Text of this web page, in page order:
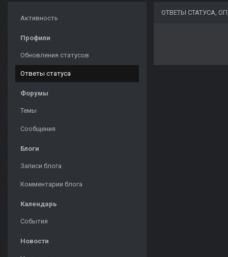
Активность
Профили
Обновления статусов
Ответы статуса
Форумы
Темы
Сообщения
Блоги
Записи блога
Комментарии блога
Календарь
События
Новости
ОТВЕТЫ СТАТУСА,